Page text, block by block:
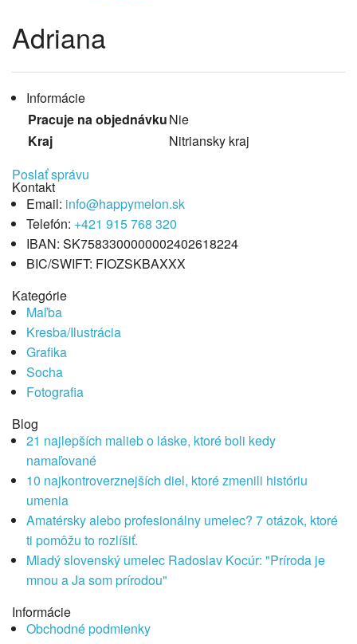
Adriana
Informácie
Pracuje na objednávkuNie
Kraj
Nitriansky kraj
Poslať správu
Kontakt
Email: info@happymelon.sk
Telefón: +421 915 768 320
IBAN: SK7583300000002402618224
BIC/SWIFT: FIOZSKBAXXX
Kategórie
Maľba
Kresba/Ilustrácia
Grafika
Socha
Fotografia
Blog
21 najlepších malieb o láske, ktoré boli kedy
namaľované
10 najkontroverznejších diel, ktoré zmenili históriu
umenia
Amatérsky alebo profesionálny umelec? 7 otázok, ktoré
ti pomôžu to rozlíšiť.
Mladý slovenský umelec Radoslav Kocúr: "Príroda je
mnou a Ja som prírodou"
Informácie
Obchodné podmienky